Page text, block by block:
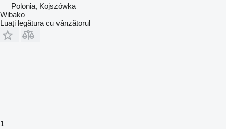
Polonia, Kojszówka
Wibako
Luați legătura cu vânzătorul
1